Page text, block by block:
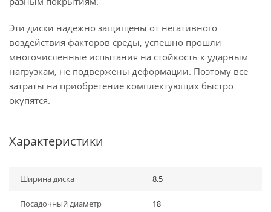
Эти диски надежно защищены от негативного
воздействия факторов среды, успешно прошли
многочисленные испытания на стойкость к ударным
нагрузкам, не подвержены деформации. Поэтому все
затраты на приобретение комплектующих быстро
окупятся.
Характеристики
Ширина диска 8.5
Посадочный диаметр
18